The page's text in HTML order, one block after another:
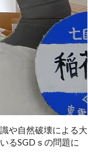
や自然破壊による大
るSGDｓの問題に